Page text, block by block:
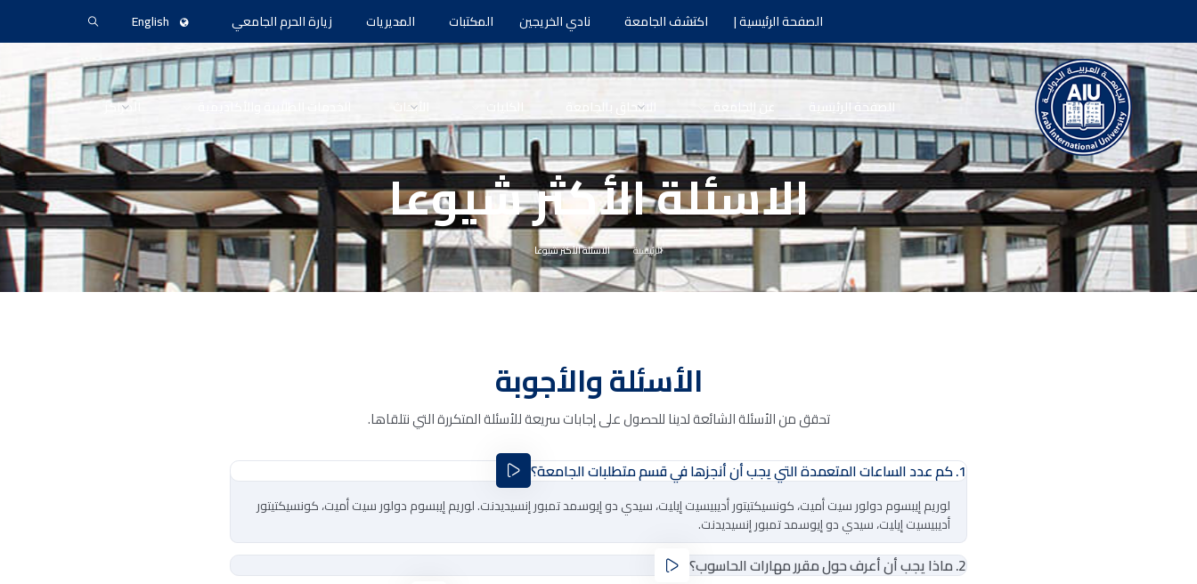
الصفحة الرئيسية | اكتشف الجامعة نادي الخريجين المكتبات المديريات زيارة الحرم الجامعي English
الصفحة الرئيسية عن الجامعة الالتحاق بالجامعة الأبحاث المراكز
الاسئلة الأكثر شيوعا
الرئيسية الاسئلة الأكثر شيوعا
الأسئلة والأجوبة
تحقق من الأسئلة الشائعة لدينا للحصول على إجابات سريعة للأسئلة المتكررة التي نتلقاها.
1. كم عدد الساعات المتعمدة التي يجب أن أنجزها في قسم متطلبات الجامعة؟
لوريم إيبسوم دولور سيت أميت، كونسيكتيتور أديبيسيت إيليت، سيدي دو إيوسمد تمبور إنسيديدنت. لوريم إيبسوم دولور سيت أميت، كونسيكتيتور
أديبيسيت إيليت، سيدي دو إيوسمد تمبور إنسيديدنت.
2. ماذا يجب أن أعرف حول مقرر مهارات الحاسوب؟